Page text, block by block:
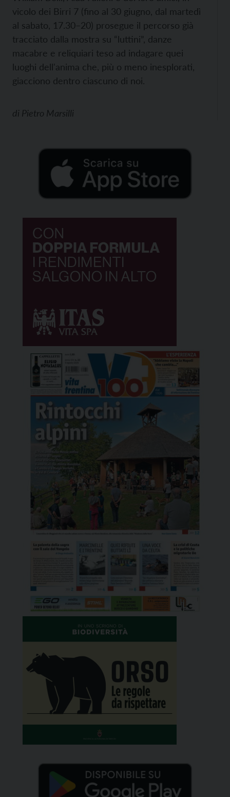
vicolo dei Birri 7 (fino al 30 giugno, dal martedì
al sabato, 17.30–20) prosegue il percorso già
tracciato dalla mostra su “luttini”, danze
macabre e reliquiari teso ad indagare quei
luoghi dell'anima che, più o meno inesplorati,
giacciono dentro ciascuno di noi.
di Pietro Marsilli